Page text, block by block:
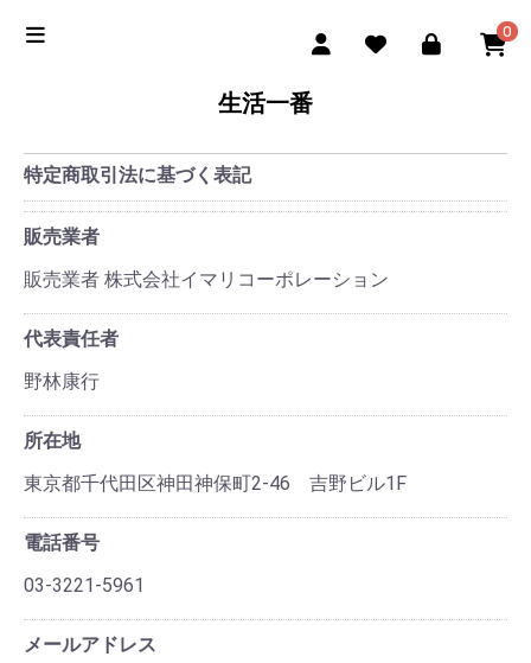
0
生活一番
特定商取引法に基づく表記
販売業者
販売業者 株式会社イマリコーポレーション
代表責任者
野林康行
所在地
東京都千代田区神田神保町2-46 吉野ビル1F
電話番号
03-3221-5961
メールアドレス